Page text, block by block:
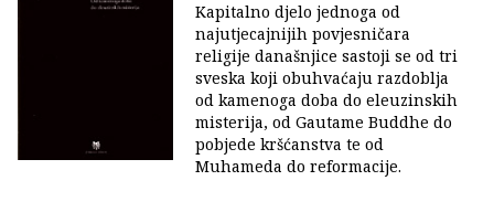
Kapitalno djelo jednoga od
najutjecajnijih povjesničara
religije današnjice sastoji se od tri
sveska koji obuhvaćaju razdoblja
od kamenoga doba do eleuzinskih
misterija, od Gautame Buddhe do
pobjede kršćanstva te od
Muhameda do reformacije.